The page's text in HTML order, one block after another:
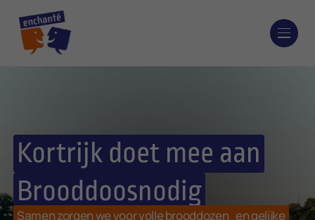
Kortrijk doet mee aan
Brooddoosnodig
Samen zorgen we voor volle brooddozen en gelijke